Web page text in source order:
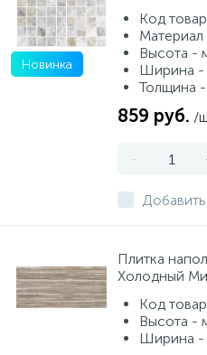
Новинка
Код
Высота -
Ширина
Толщина
859 руб. /
-
Плитка
Холодный
Код
Высота -
Ширина